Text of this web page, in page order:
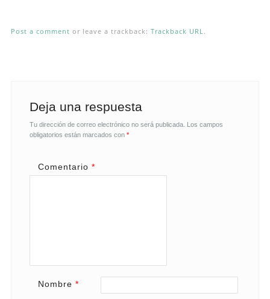
Post a comment or leave a trackback: Trackback URL.
Deja una respuesta
Tu dirección de correo electrónico no será publicada.
Los campos
obligatorios están marcados con *
Comentario *
Nombre *